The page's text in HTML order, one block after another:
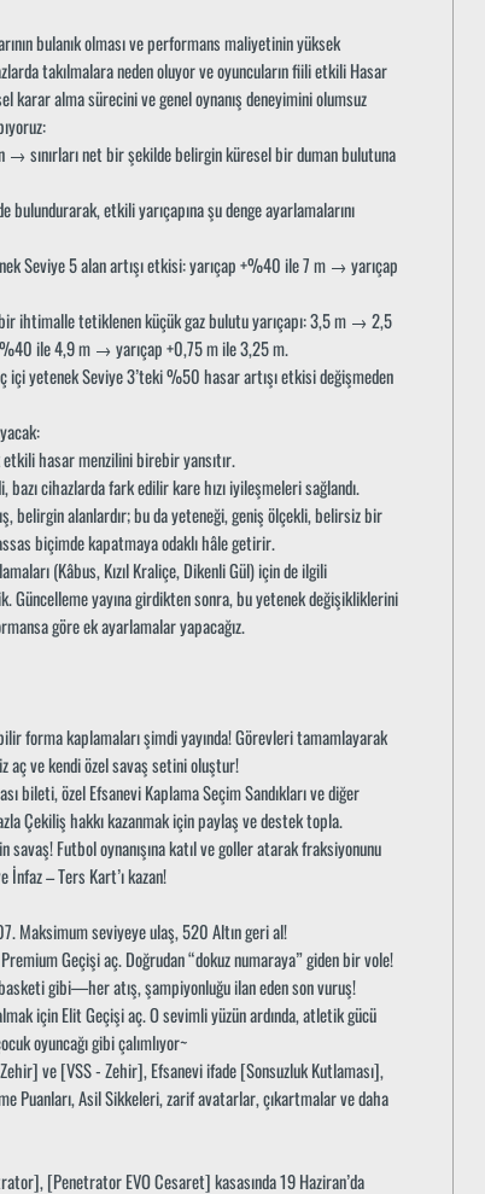
bulanık olması ve performans maliyetinin yüksek
takılmalara neden oluyor ve oyuncuların fiili etkili Hasar
karar alma sürecini ve genel oynanış deneyimini olumsuz
→ sınırları net bir şekilde belirgin küresel bir duman bulutuna
etkili yarıçapına şu denge ayarlamalarını
Seviye 5 alan artışı etkisi: yarıçap +%40 ile 7 m → yarıçap
ihtimalle tetiklenen küçük gaz bulutu yarıçapı: 3,5 m → 2,5
ile 4,9 m → yarıçap +0,75 m ile 3,25 m.
yetenek Seviye 3’teki %50 hasar artışı etkisi değişmeden
hasar menzilini birebir yansıtır.
cihazlarda fark edilir kare hızı iyileşmeleri sağlandı.
belirgin alanlardır; bu da yeteneği, geniş ölçekli, belirsiz bir
biçimde kapatmaya odaklı hâle getirir.
(Kâbus, Kızıl Kraliçe, Dikenli Gül) için de ilgili
Güncelleme yayına girdikten sonra, bu yetenek değişikliklerini
göre ek ayarlamalar yapacağız.
forma kaplamaları şimdi yayında! Görevleri tamamlayarak
aç ve kendi özel savaş setini oluştur!
bileti, özel Efsanevi Kaplama Seçim Sandıkları ve diğer
Çekiliş hakkı kazanmak için paylaş ve destek topla.
Futbol oynanışına katıl ve goller atarak fraksiyonunu
İnfaz – Ters Kart’ı kazan!
Maksimum seviyeye ulaş, 520 Altın geri al!
Geçişi aç. Doğrudan “dokuz numaraya” giden bir vole!
gibi—her atış, şampiyonluğu ilan eden son vuruş!
için Elit Geçişi aç. O sevimli yüzün ardında, atletik gücü
oyuncağı gibi çalımlıyor~
ve [VSS - Zehir], Efsanevi ifade [Sonsuzluk Kutlaması],
Puanları, Asil Sikkeleri, zarif avatarlar, çıkartmalar ve daha
[Penetrator EVO Cesaret] kasasında 19 Haziran’da